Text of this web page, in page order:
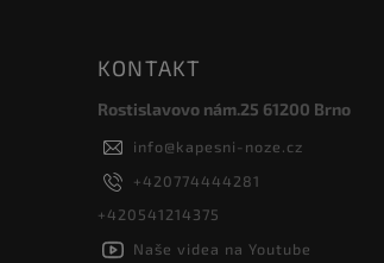
KONTAKT
Rostislavovo nám.25 61200 Brno
info@kapesni-noze.cz
+420774444281
+420541214375
Naše videa na Youtube